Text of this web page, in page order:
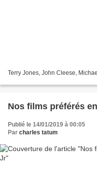
Terry Jones, John Cleese,
Nos films préférés
Publié le 14/01/2019 à 00:05
Par charles tatum